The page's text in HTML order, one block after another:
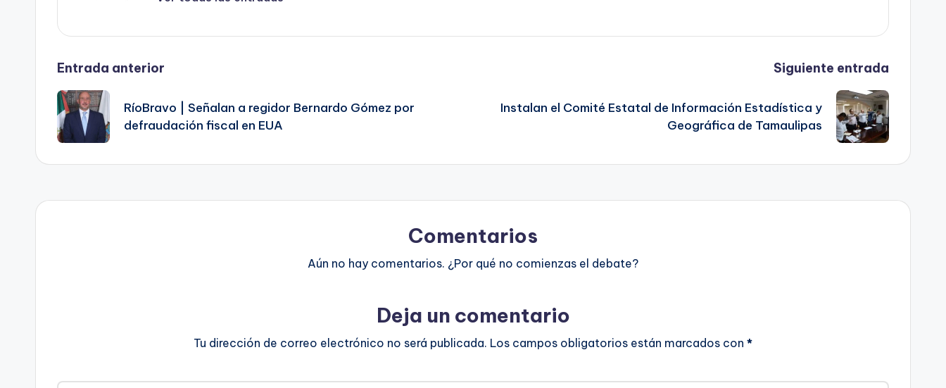
Navegación
de
entradas
Entrada anterior
RíoBravo | Señalan a regidor Bernardo Gómez por
defraudación fiscal en EUA
Siguiente entrada
Instalan el Comité Estatal de Información Estadística y
Geográfica de Tamaulipas
Comentarios
Aún no hay comentarios. ¿Por qué no comienzas el debate?
Deja un comentario
Tu dirección de correo electrónico no será publicada. Los campos obligatorios están marcados con *